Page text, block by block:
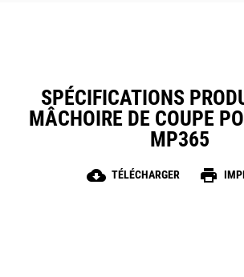
SPÉCIFICATIONS
MÂCHOIRE DE COUPE
MP365
cloud_download TÉLÉCHARGER print